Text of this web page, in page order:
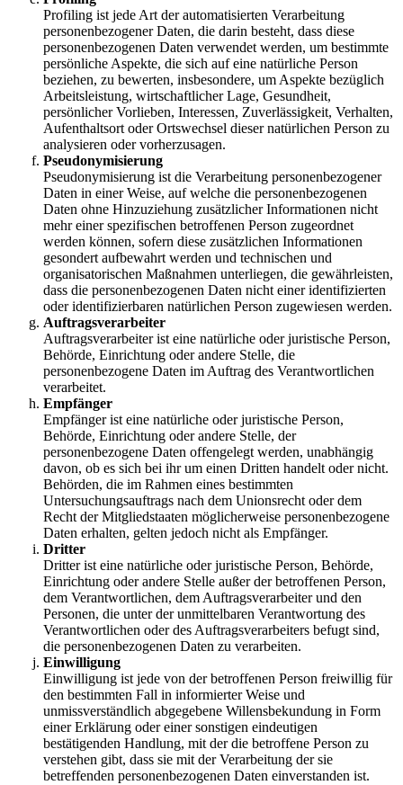
Profiling ist jede Art der automatisierten Verarbeitung
personenbezogener Daten, die darin besteht, dass diese
personenbezogenen Daten verwendet werden, um bestimmte
persönliche Aspekte, die sich auf eine natürliche Person
beziehen, zu bewerten, insbesondere, um Aspekte bezüglich
Arbeitsleistung, wirtschaftlicher Lage, Gesundheit,
persönlicher Vorlieben, Interessen, Zuverlässigkeit, Verhalten,
Aufenthaltsort oder Ortswechsel dieser natürlichen Person zu
analysieren oder vorherzusagen.
Pseudonymisierung
Pseudonymisierung ist die Verarbeitung personenbezogener
Daten in einer Weise, auf welche die personenbezogenen
Daten ohne Hinzuziehung zusätzlicher Informationen nicht
mehr einer spezifischen betroffenen Person zugeordnet
werden können, sofern diese zusätzlichen Informationen
gesondert aufbewahrt werden und technischen und
organisatorischen Maßnahmen unterliegen, die gewährleisten,
dass die personenbezogenen Daten nicht einer identifizierten
oder identifizierbaren natürlichen Person zugewiesen werden.
Auftragsverarbeiter
Auftragsverarbeiter ist eine natürliche oder juristische Person,
Behörde, Einrichtung oder andere Stelle, die
personenbezogene Daten im Auftrag des Verantwortlichen
verarbeitet.
Empfänger
Empfänger ist eine natürliche oder juristische Person,
Behörde, Einrichtung oder andere Stelle, der
personenbezogene Daten offengelegt werden, unabhängig
davon, ob es sich bei ihr um einen Dritten handelt oder nicht.
Behörden, die im Rahmen eines bestimmten
Untersuchungsauftrags nach dem Unionsrecht oder dem
Recht der Mitgliedstaaten möglicherweise personenbezogene
Daten erhalten, gelten jedoch nicht als Empfänger.
Dritter
Dritter ist eine natürliche oder juristische Person, Behörde,
Einrichtung oder andere Stelle außer der betroffenen Person,
dem Verantwortlichen, dem Auftragsverarbeiter und den
Personen, die unter der unmittelbaren Verantwortung des
Verantwortlichen oder des Auftragsverarbeiters befugt sind,
die personenbezogenen Daten zu verarbeiten.
Einwilligung
Einwilligung ist jede von der betroffenen Person freiwillig für
den bestimmten Fall in informierter Weise und
unmissverständlich abgegebene Willensbekundung in Form
einer Erklärung oder einer sonstigen eindeutigen
bestätigenden Handlung, mit der die betroffene Person zu
verstehen gibt, dass sie mit der Verarbeitung der sie
betreffenden personenbezogenen Daten einverstanden ist.